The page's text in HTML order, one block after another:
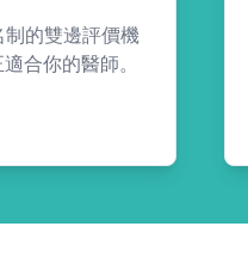
的雙邊評價機
合你的醫師。